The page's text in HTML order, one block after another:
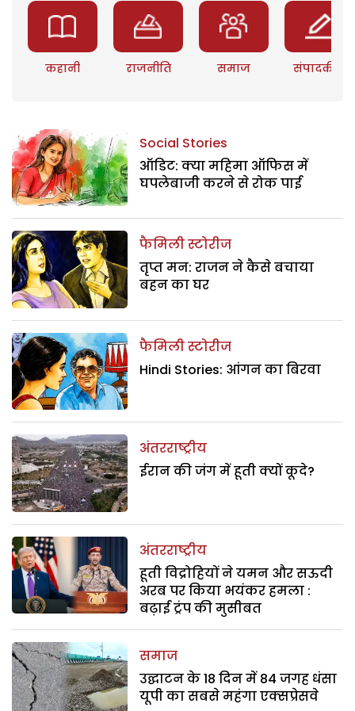
कहानी राजनीति समाज संपादकीय
Social Stories
ऑडिट: क्या महिमा ऑफिस में
घपलेबाजी करने से रोक पाई
फैमिली स्टोरीज
तृप्त मन: राजन ने कैसे बचाया
बहन का घर
फैमिली स्टोरीज
Hindi Stories: आंगन का बिरवा
अंतरराष्ट्रीय
ईरान की जंग में हूती क्यों कूदे?
अंतरराष्ट्रीय
हूती विद्रोहियों ने यमन और सऊदी
अरब पर किया भयंकर हमला :
बढ़ाई ट्रंप की मुसीबत
समाज
उद्घाटन के 18 दिन में 84 जगह धंसा
यूपी का सबसे महंगा एक्सप्रेसवे